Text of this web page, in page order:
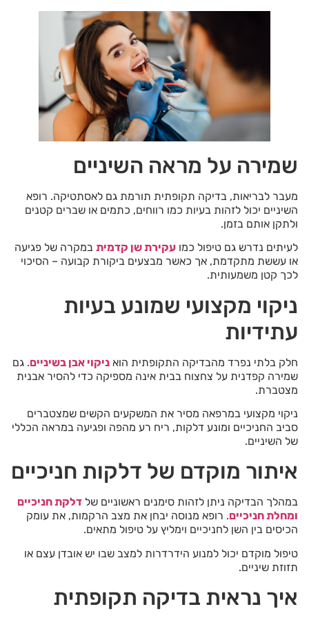
שמירה על מראה השיניים
מעבר לבריאות, בדיקה תקופתית תורמת גם לאסתטיקה. רופא
השיניים יכול לזהות בעיות כמו רווחים, כתמים או שברים קטנים
ולתקן אותם בזמן.
לעיתים נדרש גם טיפול כמו עקירת שן קדמית במקרה של פגיעה
או עששת מתקדמת, אך כאשר מבצעים ביקורת קבועה – הסיכוי
לכך קטן משמעותית.
ניקוי מקצועי שמונע בעיות
עתידיות
חלק בלתי נפרד מהבדיקה התקופתית הוא ניקוי אבן בשיניים. גם
שמירה קפדנית על צחצוח בבית אינה מספיקה כדי להסיר אבנית
מצטברת.
ניקוי מקצועי במרפאה מסיר את המשקעים הקשים שמצטברים
סביב החניכיים ומונע דלקות, ריח רע מהפה ופגיעה במראה הכללי
של השיניים.
איתור מוקדם של דלקות חניכיים
במהלך הבדיקה ניתן לזהות סימנים ראשוניים של דלקת חניכיים
ומחלת חניכיים. רופא מנוסה יבחן את מצב הרקמות, את עומק
הכיסים בין השן לחניכיים וימליץ על טיפול מתאים.
טיפול מוקדם יכול למנוע הידרדרות למצב שבו יש אובדן עצם או
תזוזת שיניים.
איך נראית בדיקה תקופתית